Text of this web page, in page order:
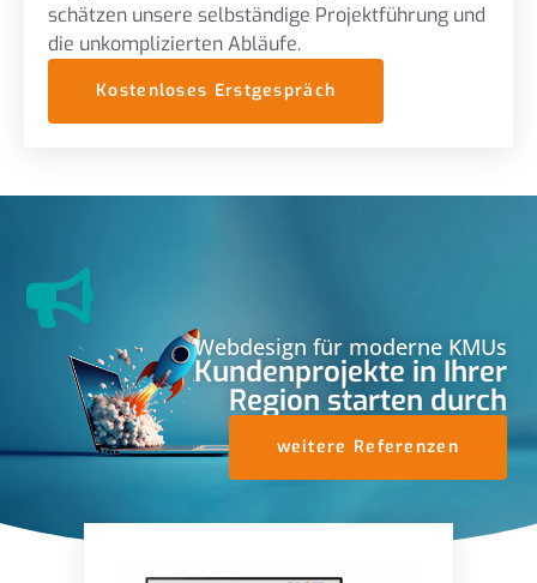
schätzen unsere selbständige Projektführung und
die unkomplizierten Abläufe.
Kostenloses Erstgespräch
Webdesign für moderne KMUs
Kundenprojekte in Ihrer
Region starten durch
weitere Referenzen